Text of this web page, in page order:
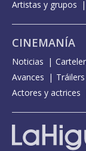
Artistas y grupos
CINEMANÍA
Noticias
Avances
Tráilers
Actores y actrices